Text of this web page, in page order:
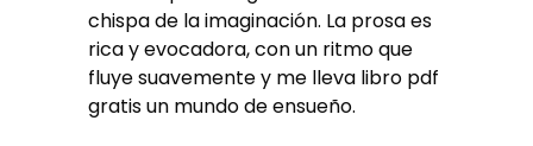
chispa de la imaginación. La prosa es
rica y evocadora, con un ritmo que
fluye suavemente y me lleva libro pdf
gratis un mundo de ensueño.